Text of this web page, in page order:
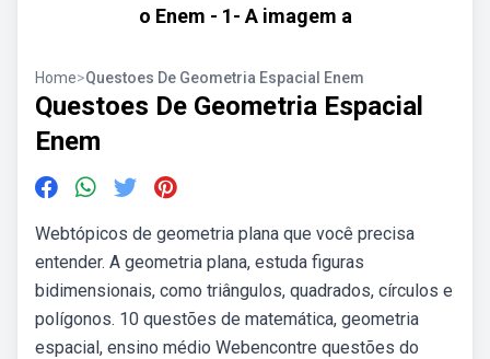
o Enem - 1- A imagem a
Home>Questoes De Geometria Espacial Enem
Questoes De Geometria Espacial
Enem
Webtópicos de geometria plana que você precisa
entender. A geometria plana, estuda figuras
bidimensionais, como triângulos, quadrados, círculos e
polígonos. 10 questões de matemática, geometria
espacial, ensino médio Webencontre questões do